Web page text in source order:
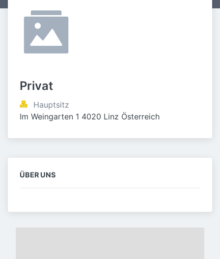
Privat
Hauptsitz
Im Weingarten 1 4020 Linz Österreich
ÜBER UNS